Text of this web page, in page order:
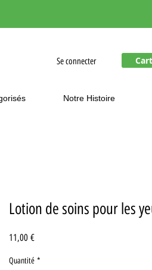
Se connecter
Notre Histoire
Lotion de soins pour les
11,00 €Prix
Quantité *